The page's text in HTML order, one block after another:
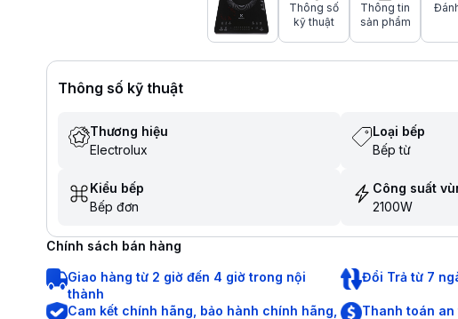
Thông số
kỹ thuật
Thông tin
sản phẩm
Thông số kỹ thuật
Thương hiệu
Electrolux
Loại bếp
Bếp từ
Kiểu bếp
Bếp đơn
Công suất
2100W
Chính sách bán hàng
Giao hàng từ 2 giờ đến 4 giờ trong nội
thành
Đổi Trả từ 7
Cam kết chính hãng, bảo hành chính hãng,
Thanh toán an